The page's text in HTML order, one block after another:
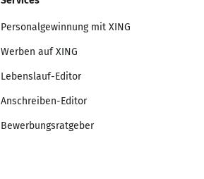
Personalgewinnung mit XING
Werben auf XING
Lebenslauf-Editor
Anschreiben-Editor
Bewerbungsratgeber